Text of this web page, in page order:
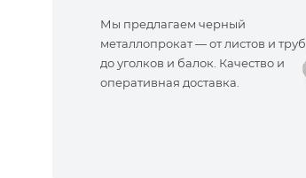
Мы предлагаем черный
металлопрокат — от листов и труб
до уголков и балок. Качество и
оперативная доставка.